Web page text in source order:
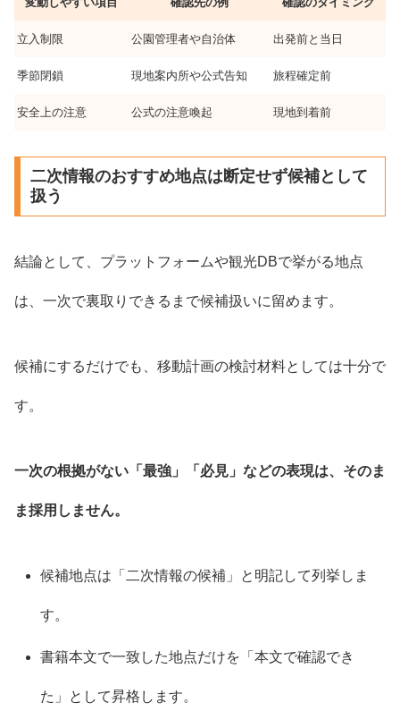
立入制限 公園管理者や自治体 出発前と当日
季節閉鎖 現地案内所や公式告知 旅程確定前
安全上の注意 公式の注意喚起 現地到着前
二次情報のおすすめ地点は断定せず候補として
扱う
結論として、プラットフォームや観光DBで挙がる地点
は、一次で裏取りできるまで候補扱いに留めます。
候補にするだけでも、移動計画の検討材料としては十分で
す。
一次の根拠がない「最強」「必見」などの表現は、そのま
ま採用しません。
候補地点は「二次情報の候補」と明記して列挙しま
す。
書籍本文で一致した地点だけを「本文で確認でき
た」として昇格します。